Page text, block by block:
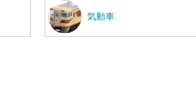
気動車